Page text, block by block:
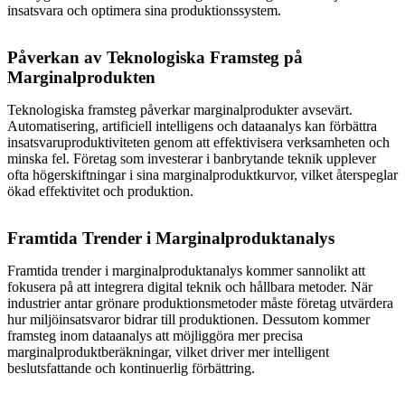
insatsvara och optimera sina produktionssystem.
Påverkan av Teknologiska Framsteg på
Marginalprodukten
Teknologiska framsteg påverkar marginalprodukter avsevärt.
Automatisering, artificiell intelligens och dataanalys kan förbättra
insatsvaruproduktiviteten genom att effektivisera verksamheten och
minska fel. Företag som investerar i banbrytande teknik upplever
ofta högerskiftningar i sina marginalproduktkurvor, vilket återspeglar
ökad effektivitet och produktion.
Framtida Trender i Marginalproduktanalys
Framtida trender i marginalproduktanalys kommer sannolikt att
fokusera på att integrera digital teknik och hållbara metoder. När
industrier antar grönare produktionsmetoder måste företag utvärdera
hur miljöinsatsvaror bidrar till produktionen. Dessutom kommer
framsteg inom dataanalys att möjliggöra mer precisa
marginalproduktberäkningar, vilket driver mer intelligent
beslutsfattande och kontinuerlig förbättring.